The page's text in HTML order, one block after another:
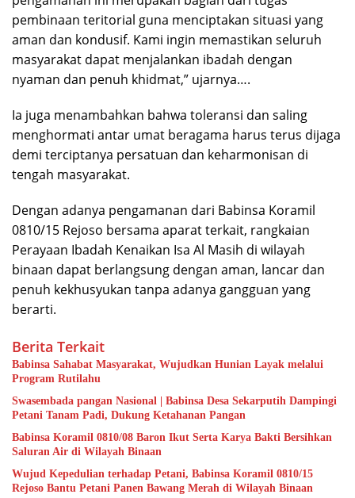
pembinaan teritorial guna menciptakan situasi yang
aman dan kondusif. Kami ingin memastikan seluruh
masyarakat dapat menjalankan ibadah dengan
nyaman dan penuh khidmat,” ujarnya….
Ia juga menambahkan bahwa toleransi dan saling
menghormati antar umat beragama harus terus dijaga
demi terciptanya persatuan dan keharmonisan di
tengah masyarakat.
Dengan adanya pengamanan dari Babinsa Koramil
0810/15 Rejoso bersama aparat terkait, rangkaian
Perayaan Ibadah Kenaikan Isa Al Masih di wilayah
binaan dapat berlangsung dengan aman, lancar dan
penuh kekhusyukan tanpa adanya gangguan yang
berarti.
Berita Terkait
Babinsa Sahabat Masyarakat, Wujudkan Hunian Layak melalui
Program Rutilahu
Swasembada pangan Nasional | Babinsa Desa Sekarputih Dampingi
Petani Tanam Padi, Dukung Ketahanan Pangan
Babinsa Koramil 0810/08 Baron Ikut Serta Karya Bakti Bersihkan
Saluran Air di Wilayah Binaan
Wujud Kepedulian terhadap Petani, Babinsa Koramil 0810/15
Rejoso Bantu Petani Panen Bawang Merah di Wilayah Binaan